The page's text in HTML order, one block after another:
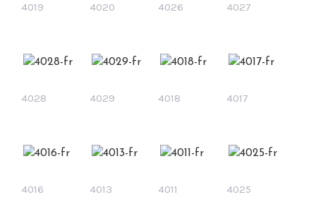
4019 4020 4026 4027
4028 4029 4018 4017
4016 4013 4011 4025